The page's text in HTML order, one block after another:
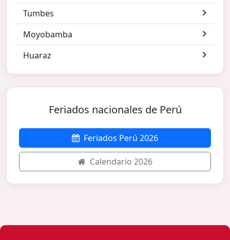
Tumbes
Moyobamba
Huaraz
Feriados nacionales de Perú
Feriados Perú 2026
Calendario 2026